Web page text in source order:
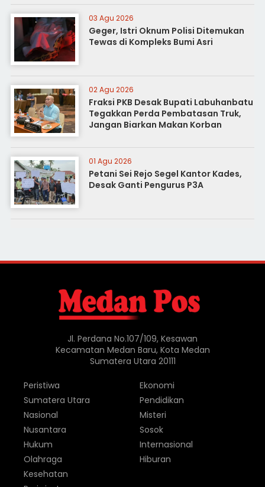
03 Agu 2026
Geger, Istri Oknum Polisi Ditemukan
Tewas di Kompleks Bumi Asri
02 Agu 2026
Fraksi PKB Desak Bupati Labuhanbatu
Tegakkan Perda Pembatasan Truk,
Jangan Biarkan Makan Korban
01 Agu 2026
Petani Sei Rejo Segel Kantor Kades,
Desak Ganti Pengurus P3A
Jl. Perdana No.107/109, Kesawan
Kecamatan Medan Baru, Kota Medan
Sumatera Utara 20111
Peristiwa
Sumatera Utara
Nasional
Nusantara
Hukum
Olahraga
Ekonomi
Pendidikan
Misteri
Sosok
Internasional
Hiburan
Kesehatan